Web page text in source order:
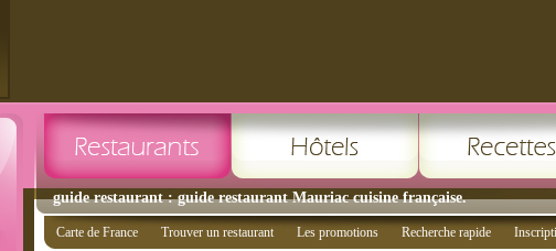
guide restaurant : guide restaurant Mauriac cuisine française.
Carte de France Trouver un restaurant Les promotions Recherche rapide